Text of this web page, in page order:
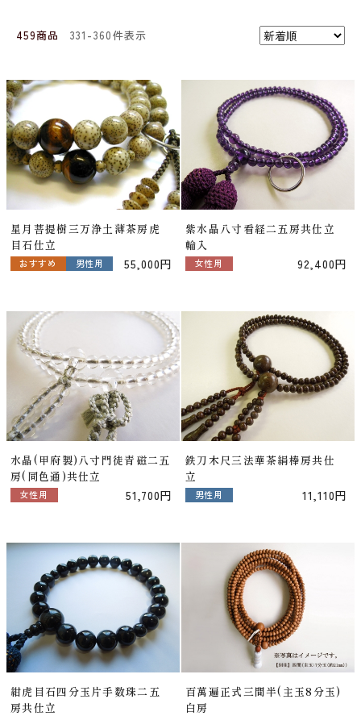
459商品 331-360件表示
星月菩提樹三万浄土薄茶房虎
目石仕立
55,000円
おすすめ 男性用
紫水晶八寸看経二五房共仕立
輪入
92,400円
女性用
水晶(甲府製)八寸門徒青磁二五
房(同色通)共仕立
51,700円
女性用
鉄刀木尺三法華茶絹棒房共仕
立
11,110円
男性用
紺虎目石四分玉片手数珠二五
房共仕立
百萬遍正式三間半(主玉8分玉)
白房